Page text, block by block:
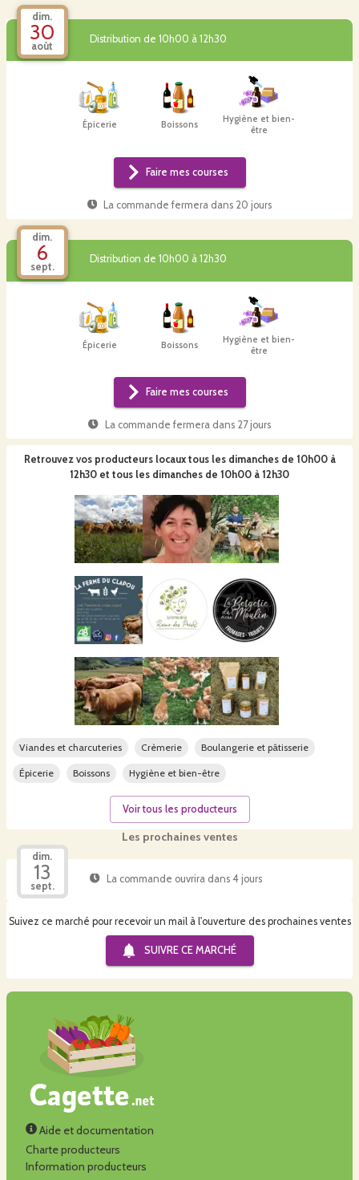
dim.
30
août
Distribution de 10h00 à 12h30
Épicerie Boissons
Hygiène et bien-
être
Faire mes courses
La commande fermera dans 20 jours
dim.
6
sept.
Distribution de 10h00 à 12h30
Épicerie Boissons
Hygiène et bien-
être
Faire mes courses
La commande fermera dans 27 jours
Les prochaines ventes
dim.
13
sept.
La commande ouvrira dans 4 jours
Suivez ce marché pour recevoir un mail à l'ouverture des prochaines ventes
SUIVRE CE MARCHÉ
Retrouvez vos producteurs locaux tous les dimanches de 10h00 à
12h30 et tous les dimanches de 10h00 à 12h30
Viandes et charcuteries Crèmerie Boulangerie et pâtisserie
Épicerie Boissons Hygiène et bien-être
Voir tous les producteurs
Aide et documentation
Charte producteurs
Information producteurs